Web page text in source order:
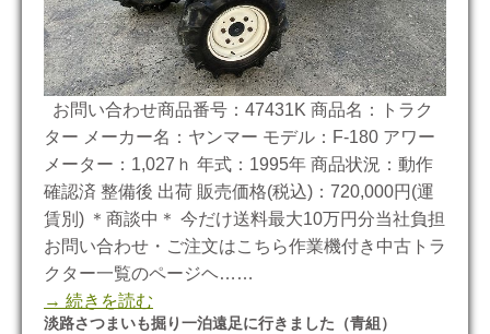
お問い合わせ商品番号：47431K 商品名：トラク
ター メーカー名：ヤンマー モデル：F-180 アワー
メーター：1,027ｈ 年式：1995年 商品状況：動作
確認済 整備後 出荷 販売価格(税込)：720,000円(運
賃別) ＊商談中＊ 今だけ送料最大10万円分当社負担
お問い合わせ・ご注文はこちら作業機付き中古トラ
クター一覧のページヘ……
→ 続きを読む
淡路さつまいも掘り一泊遠足に行きました（青組）